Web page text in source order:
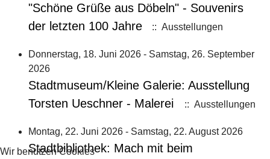
"Schöne Grüße aus Döbeln" - Souvenirs
der letzten 100 Jahre
:: Ausstellungen
Donnerstag, 18. Juni 2026 - Samstag, 26. September
2026
Stadtmuseum/Kleine Galerie: Ausstellung
Torsten Ueschner - Malerei
:: Ausstellungen
Montag, 22. Juni 2026 - Samstag, 22. August 2026
Stadtbibliothek: Mach mit beim
Wir benutzen Cookies